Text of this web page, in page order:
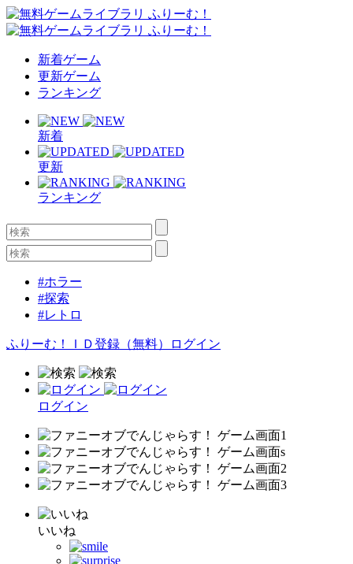
新着ゲーム
更新ゲーム
ランキング
新着
更新
ランキング
#ホラー
#探索
#レトロ
ふりーむ！ＩＤ登録（無料） ログイン
ログイン
いいね